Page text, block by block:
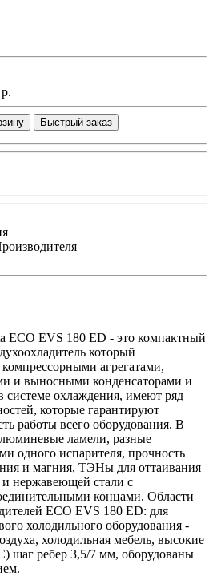
Быстрый заказ
ECO EVS 180 ED - это компактный
который
агрегатами,
и выносными конденсаторами и
системе охлаждения, имеют ряд
которые гарантируют
работы всего оборудования. В
ламели, разные
одного испарителя, прочность
и магния, ТЭНы для оттаивания
и нержавеющей стали с
концами. Области
ECO EVS 180 ED: для
холодильного оборудования -
холодильная мебель, высокие
шаг ребер 3,5/7 мм, оборудованы